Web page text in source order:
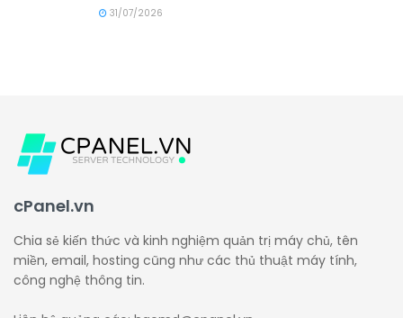
31/07/2026
cPanel.vn
Chia sẻ kiến thức và kinh nghiệm quản trị máy chủ, tên
miền, email, hosting cũng như các thủ thuật máy tính,
công nghệ thông tin.